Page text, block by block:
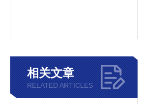
相关文章
RELATED ARTICLES